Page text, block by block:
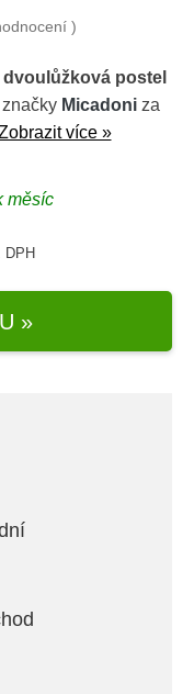
)
postel
Micadoniza
více »
měsíc
DPH
»